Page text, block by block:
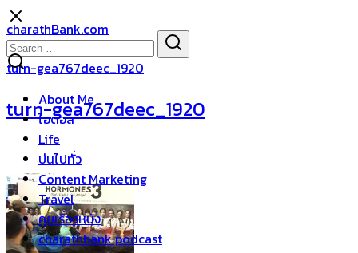
Skip
to
content
charathBank.com
About Me
ไอดอล
Life
บ่นไปทั่ว
Content Marketing
Travel
คุยเรื่องหนัง
charathbank podcast
Search
for:
turn-gea767deec_1920
turn-gea767deec_1920